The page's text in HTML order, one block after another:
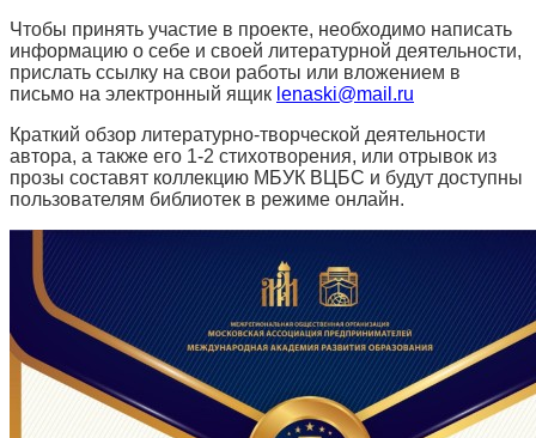
Чтобы принять участие в проекте, необходимо написать
информацию о себе и своей литературной деятельности,
прислать ссылку на свои работы или вложением в
письмо на электронный ящик lenaski@mail.ru
Краткий обзор литературно-творческой деятельности
автора, а также его 1-2 стихотворения, или отрывок из
прозы составят коллекцию МБУК ВЦБС и будут доступны
пользователям библиотек в режиме онлайн.